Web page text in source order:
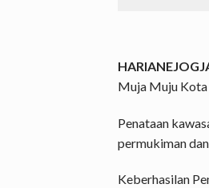
Muja Muju Kota
Penataan
permukiman
Keberhasilan